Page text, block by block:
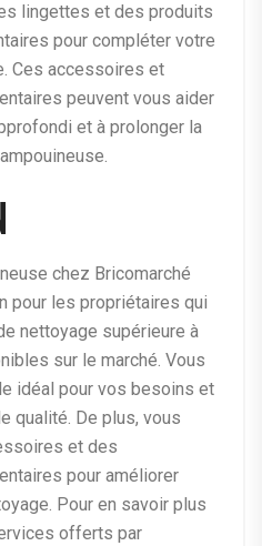
lingettes et des produits
pour compléter votre
Ces accessoires et
peuvent vous aider
et à prolonger la
chez Bricomarché
pour les propriétaires qui
nettoyage supérieure à
sur le marché. Vous
idéal pour vos besoins et
qualité. De plus, vous
et des
pour améliorer
Pour en savoir plus
offerts par